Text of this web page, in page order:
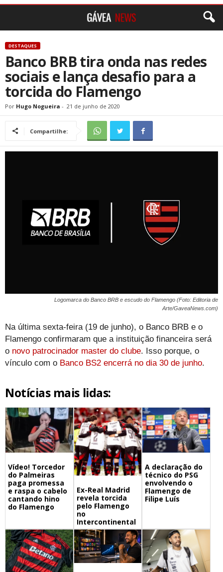
DESTAQUES
Banco BRB tira onda nas redes
sociais e lança desafio para a
torcida do Flamengo
Por Hugo Nogueira - 21 de junho de 2020
Compartilhe:
Logomarca do Banco BRB e escudo do Flamengo (Foto: Editoria de
Arte/GaveaNews.com)
Na última sexta-feira (19 de junho), o Banco BRB e o
Flamengo confirmaram que a instituição financeira será
o novo patrocinador master do clube. Isso porque, o
vínculo com o Banco BS2 encerrá no dia 30 de junho.
Notícias mais lidas:
Vídeo! Torcedor
do Palmeiras
paga promessa
e raspa o cabelo
cantando hino
do Flamengo
Ex-Real Madrid
revela torcida
pelo Flamengo
no
Intercontinental
A declaração do
técnico do PSG
envolvendo o
Flamengo de
Filipe Luís